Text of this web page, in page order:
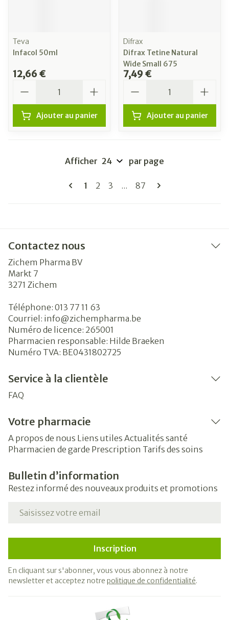
Teva
Infacol 50ml
12,66 €
Ajouter au panier
Difrax
Difrax Tetine Natural
Wide Small 675
7,49 €
Ajouter au panier
Pages
Vous lisez actuellement la page
1 Page
2 Page
3 ... Page
87
Afficher par page
Contactez nous
Zichem Pharma BV
Markt 7
3271 Zichem
Téléphone: 013 77 11 63
Courriel: info@zichempharma.be
Numéro de licence: 265001
Pharmacien responsable: Hilde Braeken
Numéro TVA: BE0431802725
Service à la clientèle
FAQ
Votre pharmacie
A propos de nous Liens utiles Actualités santé
Pharmacien de garde Prescription Tarifs des soins
Bulletin d’information
Restez informé des nouveaux produits et promotions
Adresse mail
Inscription
En cliquant sur s'abonner, vous vous abonnez à notre
newsletter et acceptez notre politique de confidentialité.